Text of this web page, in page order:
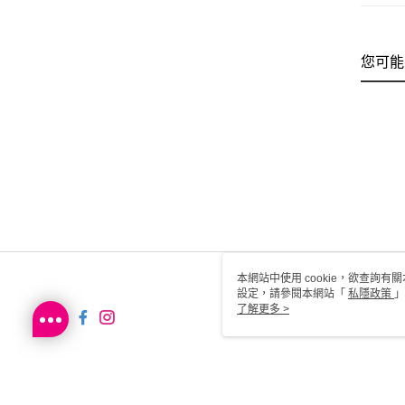
您可
本網站中使用 cookie，欲查詢有
設定，請參閱本網站「 私隱政策
用 cookie。
了解更多 >